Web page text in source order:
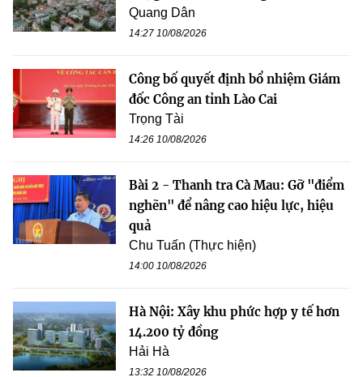
Quang Dân
14:27 10/08/2026
Công bố quyết định bổ nhiệm Giám
đốc Công an tỉnh Lào Cai
Trọng Tài
14:26 10/08/2026
Bài 2 - Thanh tra Cà Mau: Gỡ "điểm
nghẽn" để nâng cao hiệu lực, hiệu
quả
Chu Tuấn (Thực hiện)
14:00 10/08/2026
Hà Nội: Xây khu phức hợp y tế hơn
14.200 tỷ đồng
Hải Hà
13:32 10/08/2026